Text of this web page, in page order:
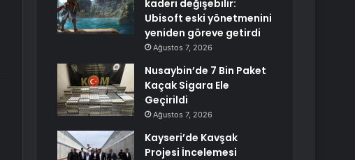
kaderi değişebilir:
Ubisoft eski yönetmenini
yeniden göreve getirdi
Ağustos 7, 2026
Nusaybin’de 7 Bin Paket
Kaçak Sigara Ele
Geçirildi
Ağustos 7, 2026
Kayseri’de Kavşak
Projesi İncelemesi